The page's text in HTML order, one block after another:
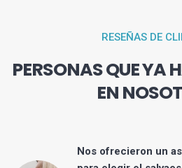
RESEÑAS DE
PERSONAS QUE YA
EN
Nos ofrecieron un